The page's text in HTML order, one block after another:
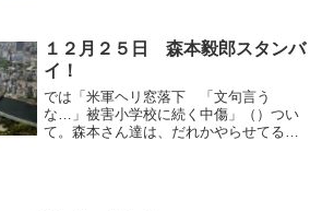
れたのでさえ国際世論の圧力からであっ
て、日本社会そのも...
１２月２５日 森本毅郎スタンバ
イ！
では「米軍ヘリ窓落下 「文句言う
な…」被害小学校に続く中傷」（）つい
て。森本さん達は、だれかやらせてるん